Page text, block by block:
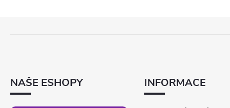
NAŠE ESHOPY INFORMACE